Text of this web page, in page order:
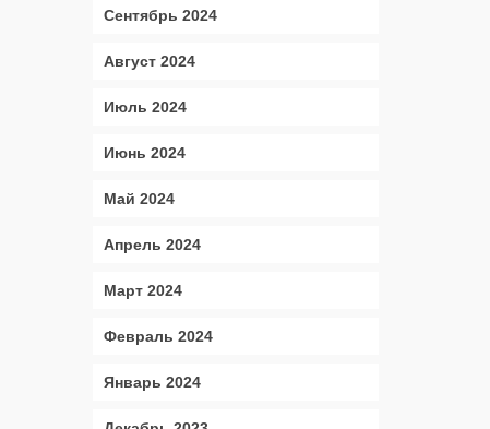
Сентябрь 2024
Август 2024
Июль 2024
Июнь 2024
Май 2024
Апрель 2024
Март 2024
Февраль 2024
Январь 2024